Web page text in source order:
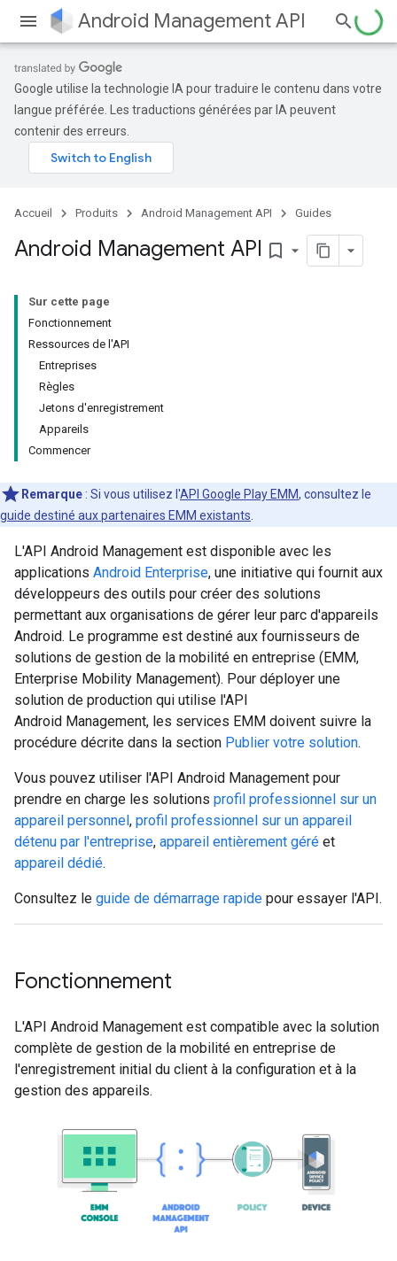
Android Management API
Google utilise la technologie IA pour traduire le contenu dans votre
langue préférée. Les traductions générées par IA peuvent
contenir des erreurs.
Accueil Produits Android Management API Guides
Android Management API bookmark_border
Sur cette page
Fonctionnement
Ressources de l'API
Entreprises
Règles
Jetons d'enregistrement
Appareils
Commencer
Remarque : Si vous utilisez l'API Google Play EMM, consultez le
guide destiné aux partenaires EMM existants
L'API Android Management est disponible avec les
applications Android Enterprise, une initiative qui fournit aux
développeurs des outils pour créer des solutions
permettant aux organisations de gérer leur parc d'appareils
Android. Le programme est destiné aux fournisseurs de
solutions de gestion de la mobilité en entreprise (EMM,
Enterprise Mobility Management). Pour déployer une
solution de production qui utilise l'API
Android Management, les services EMM doivent suivre la
procédure décrite dans la section Publier votre solution.
Vous pouvez utiliser l'API Android Management pour
prendre en charge les solutions profil professionnel sur un
appareil personnel, profil professionnel sur un appareil
détenu par l'entreprise, appareil entièrement géré et
appareil dédié.
Consultez le guide de démarrage rapide pour essayer l'API.
Fonctionnement
L'API Android Management est compatible avec la solution
complète de gestion de la mobilité en entreprise de
l'enregistrement initial du client à la configuration et à la
gestion des appareils.